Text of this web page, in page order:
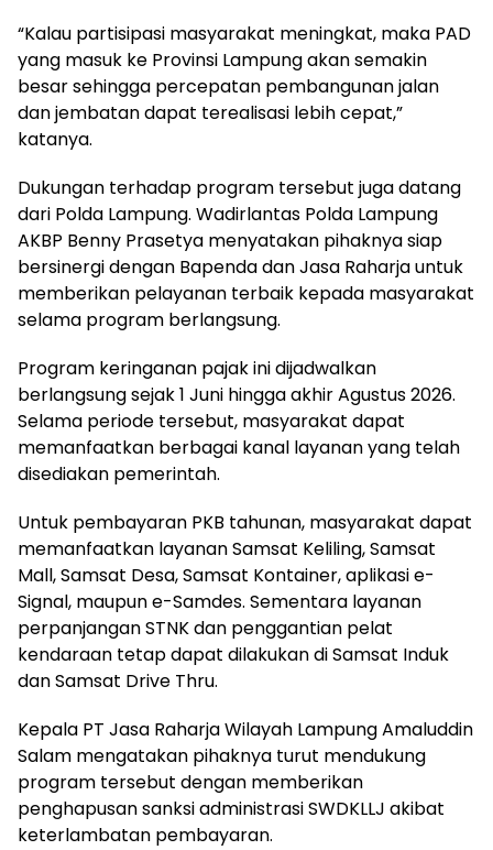
“Kalau partisipasi masyarakat meningkat, maka PAD
yang masuk ke Provinsi Lampung akan semakin
besar sehingga percepatan pembangunan jalan
dan jembatan dapat terealisasi lebih cepat,”
katanya.
Dukungan terhadap program tersebut juga datang
dari Polda Lampung. Wadirlantas Polda Lampung
AKBP Benny Prasetya menyatakan pihaknya siap
bersinergi dengan Bapenda dan Jasa Raharja untuk
memberikan pelayanan terbaik kepada masyarakat
selama program berlangsung.
Program keringanan pajak ini dijadwalkan
berlangsung sejak 1 Juni hingga akhir Agustus 2026.
Selama periode tersebut, masyarakat dapat
memanfaatkan berbagai kanal layanan yang telah
disediakan pemerintah.
Untuk pembayaran PKB tahunan, masyarakat dapat
memanfaatkan layanan Samsat Keliling, Samsat
Mall, Samsat Desa, Samsat Kontainer, aplikasi e-
Signal, maupun e-Samdes. Sementara layanan
perpanjangan STNK dan penggantian pelat
kendaraan tetap dapat dilakukan di Samsat Induk
dan Samsat Drive Thru.
Kepala PT Jasa Raharja Wilayah Lampung Amaluddin
Salam mengatakan pihaknya turut mendukung
program tersebut dengan memberikan
penghapusan sanksi administrasi SWDKLLJ akibat
keterlambatan pembayaran.